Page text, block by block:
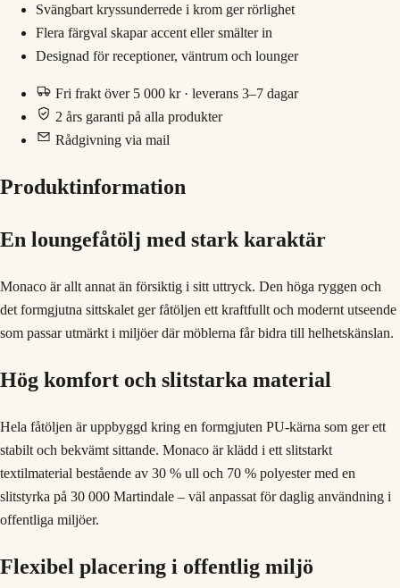
Svängbart kryssunderrede i krom ger rörlighet
Flera färgval skapar accent eller smälter in
Designad för receptioner, väntrum och lounger
Fri frakt över 5 000 kr · leverans 3–7 dagar
2 års garanti på alla produkter
Rådgivning via mail
Produktinformation
En loungefåtölj med stark karaktär
Monaco är allt annat än försiktig i sitt uttryck. Den höga ryggen och
det formgjutna sittskalet ger fåtöljen ett kraftfullt och modernt utseende
som passar utmärkt i miljöer där möblerna får bidra till helhetskänslan.
Hög komfort och slitstarka material
Hela fåtöljen är uppbyggd kring en formgjuten PU-kärna som ger ett
stabilt och bekvämt sittande. Monaco är klädd i ett slitstarkt
textilmaterial bestående av 30 % ull och 70 % polyester med en
slitstyrka på 30 000 Martindale – väl anpassat för daglig användning i
offentliga miljöer.
Flexibel placering i offentlig miljö